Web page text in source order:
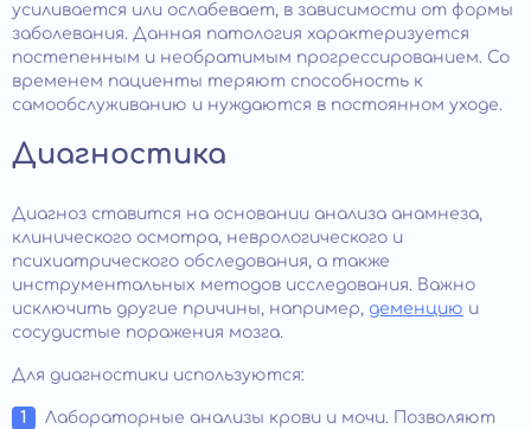
усиливается или ослабевает, в зависимости от формы
заболевания. Данная патология характеризуется
постепенным и необратимым прогрессированием. Со
временем пациенты теряют способность к
самообслуживанию и нуждаются в постоянном уходе.
Диагностика
Диагноз ставится на основании анализа анамнеза,
клинического осмотра, неврологического и
психиатрического обследования, а также
инструментальных методов исследования. Важно
исключить другие причины, например, деменцию и
сосудистые поражения мозга.
Для диагностики используются:
Лабораторные анализы крови и мочи. Позволяют